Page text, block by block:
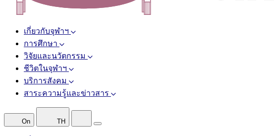
เกี่ยวกับจุฬาฯ
การศึกษา
วิจัยและนวัตกรรม
ชีวิตในจุฬาฯ
บริการสังคม
สาระความรู้และข่าวสาร
On TH